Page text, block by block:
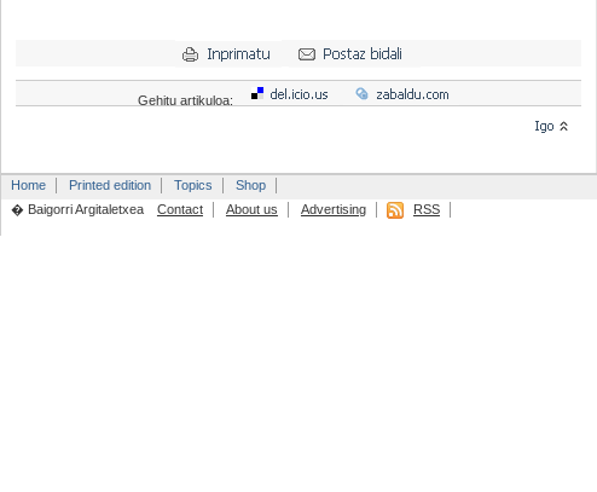
Gehitu artikuloa:
Home Printed edition Topics
Shop
� Baigorri Argitaletxea
Contact About us Advertising RSS